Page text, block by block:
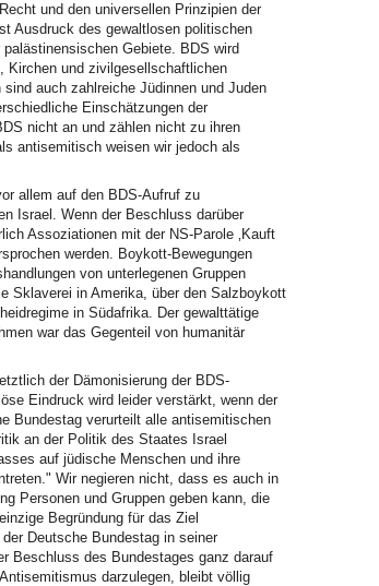
und den universellen Prinzipien der
Ausdruck des gewaltlosen politischen
Gebiete. BDS wird
Kirchen und zivilgesellschaftlichen
auch zahlreiche Jüdinnen und Juden
Einschätzungen der
nicht an und zählen nicht zu ihren
antisemitisch weisen wir jedoch als
allem auf den BDS-Aufruf zu
Israel. Wenn der Beschluss darüber
Assoziationen mit der NS-Parole ‚Kauft
werden. Boykott-Bewegungen
von unterlegenen Gruppen
Sklaverei in Amerika, über den Salzboykott
in Südafrika. Der gewalttätige
war das Gegenteil von humanitär
der Dämonisierung der BDS-
Eindruck wird leider verstärkt, wenn der
Bundestag verurteilt alle antisemitischen
an der Politik des Staates Israel
auf jüdische Menschen und ihre
Wir negieren nicht, dass es auch in
Personen und Gruppen geben kann, die
Begründung für das Ziel
Deutsche Bundestag in seiner
Beschluss des Bundestages ganz darauf
darzulegen, bleibt völlig